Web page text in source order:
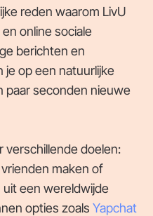
reden waarom LivU
online sociale
berichten en
op een natuurlijke
paar seconden nieuwe
verschillende doelen:
maken of
een wereldwijde
opties zoals Yapchat